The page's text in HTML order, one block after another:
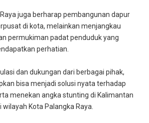
Raya juga berharap pembangunan dapur
di kota, melainkan menjangkau
permukiman padat penduduk yang
perhatian.
dan dukungan dari berbagai pihak,
bisa menjadi solusi nyata terhadap
menekan angka stunting di Kalimantan
wilayah Kota Palangka Raya.